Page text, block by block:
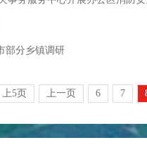
部分乡镇调研
上5页 上一页 6 7